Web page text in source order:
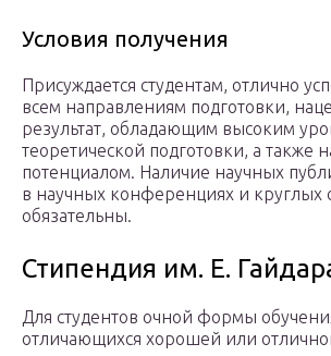
Условия получения
Присуждается студентам, отлично
всем направлениям подготовки,
результат, обладающим высоким
теоретической подготовки, а также
потенциалом. Наличие научных
в научных конференциях и круглых
обязательны.
Стипендия им. Е.
Для студентов очной формы
отличающихся хорошей или